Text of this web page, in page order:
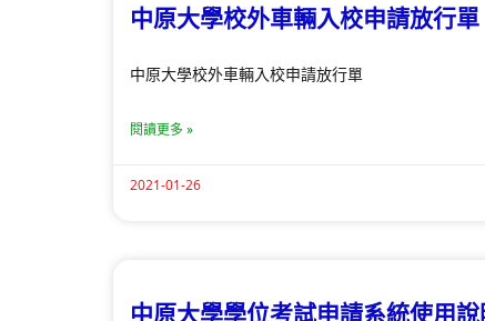
中原大學校外車輛入校申請放行單
中原大學校外車輛入校申請放行單
閱讀更多 »
2021-01-26
中原大學學位考試申請系統使用